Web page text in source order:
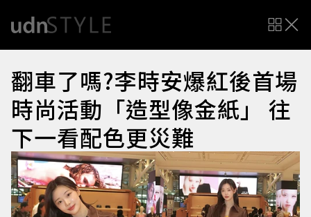
翻車了嗎?李時安爆紅後首場
時尚活動「造型像金紙」 往
下一看配色更災難